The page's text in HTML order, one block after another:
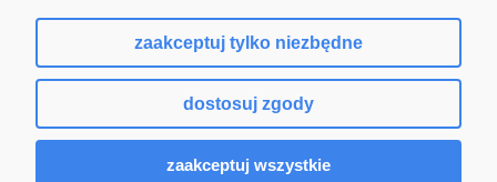
Sklep internetowy Shoper.pl
zaakceptuj tylko niezbędne
dostosuj zgody
zaakceptuj wszystkie